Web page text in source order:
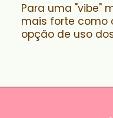
Para uma "vibe"
mais forte como
opção de uso